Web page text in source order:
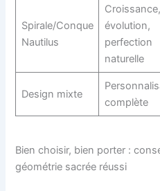
Spirale/Conque
Nautilus
Croissance,
évolution,
perfection
naturelle
Design mixte
complète
Bien choisir, bien porter :
géométrie sacrée réussi